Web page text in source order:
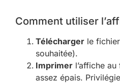
Comment utiliser
Télécharger le
souhaitée).
Imprimer l’affiche
assez épais.